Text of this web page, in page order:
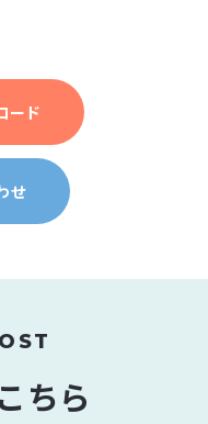
ード
せ
ちら